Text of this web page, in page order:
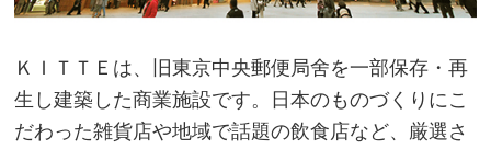
ＫＩＴＴＥは、旧東京中央郵便局舍を一部保存・再
生し建築した商業施設です。日本のものづくりにこ
だわった雑貨店や地域で話題の飲食店など、厳選さ